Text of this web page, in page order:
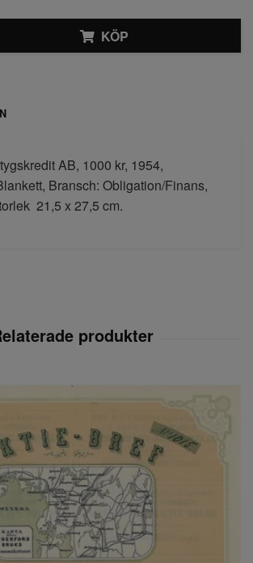
KÖP
AB, 1000 kr, 1954,
Bransch: Obligation/Finans,
21,5 x 27,5 cm.